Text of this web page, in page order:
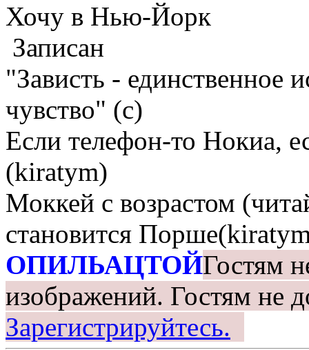
Хочу в Нью-Йорк
Записан
"Зависть - единственное
чувство" (с)
Если телефон-то Нокиа,
(kiratym)
Моккей с возрастом
становится
ОПИЛЬАЦТОЙГостям
изображений. Гостям не
Зарегистрируйтесь.